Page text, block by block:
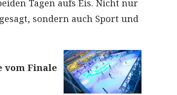
Tagen aufs Eis. Nicht nur
sondern auch Sport und
vom Finale